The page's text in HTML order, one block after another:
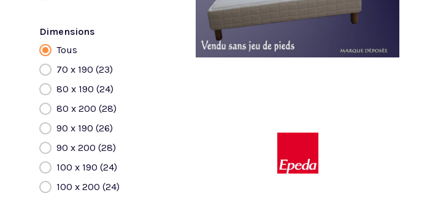
Dimensions
Dimensions
Tous
70 x 190 (23)
80 x 190 (24)
80 x 200 (28)
90 x 190 (26)
90 x 200 (28)
100 x 190 (24)
100 x 200 (24)